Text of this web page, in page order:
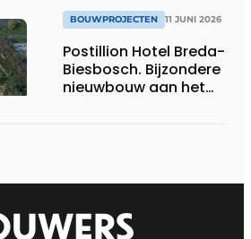
BOUWPROJECTEN 11 JUNI 2026
Postillion Hotel Breda-
Biesbosch. Bijzondere
nieuwbouw aan het